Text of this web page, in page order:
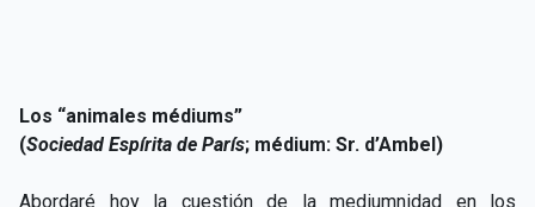
Los “animales médiums”
(Sociedad Espírita de París; médium: Sr. d’Ambel)
Abordaré hoy la cuestión de la mediumnidad en los